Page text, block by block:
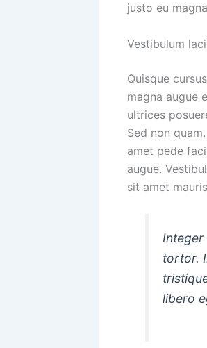
justo eu
Vestibulum
Quisque
magna augue
ultrices
Sed non
amet pede
augue.
sit amet
Integer
tortor.
libero